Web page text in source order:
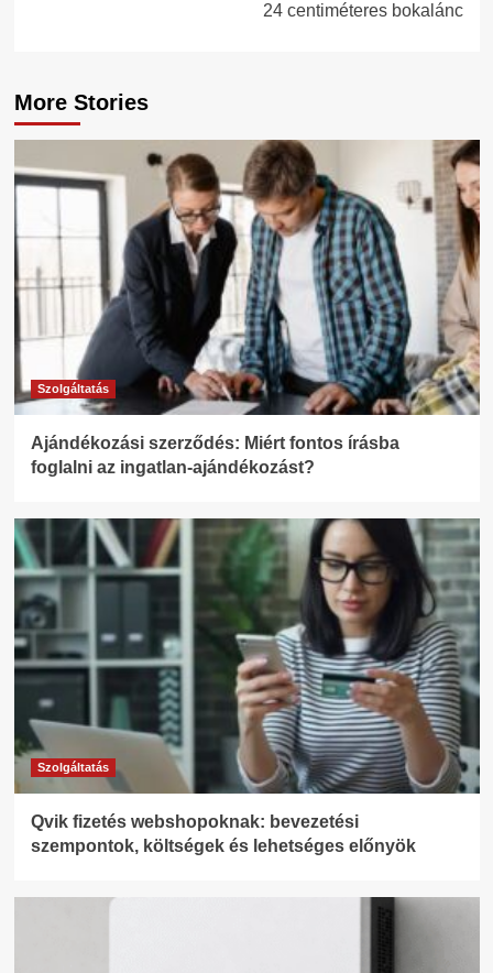
24 centiméteres bokalánc
More Stories
Szolgáltatás
Ajándékozási szerződés: Miért fontos írásba
foglalni az ingatlan-ajándékozást?
Szolgáltatás
Qvik fizetés webshopoknak: bevezetési
szempontok, költségek és lehetséges előnyök